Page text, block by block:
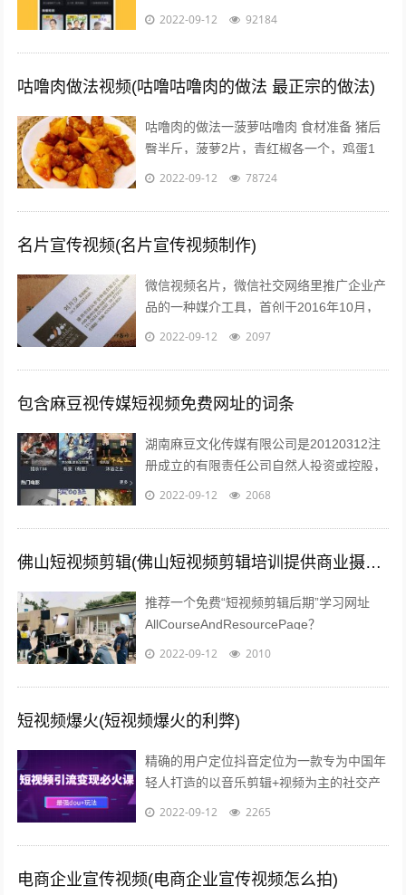
视频VIP 宣布，2021年4月10日零点起对
2022-09-12 92184
咕噜肉做法视频(咕噜咕噜肉的做法 最正宗的做法)
咕噜肉的做法一菠萝咕噜肉 食材准备 猪后
臀半斤，菠萝2片，青红椒各一个，鸡蛋1
个，水淀粉30ml，料酒15ml，盐5克，番茄
2022-09-12 78724
名片宣传视频(名片宣传视频制作)
微信视频名片，微信社交网络里推广企业产
品的一种媒介工具，首创于2016年10月，
由云视界择优推出用以帮助企业提升客咨量
2022-09-12 2097
包含麻豆视传媒短视频免费网址的词条
湖南麻豆文化传媒有限公司是20120312注
册成立的有限责任公司自然人投资或控股，
注册地址位于长沙市望城区高塘岭街道高塘
2022-09-12 2068
佛山短视频剪辑(佛山短视频剪辑培训提供商业摄影培训服务)
推荐一个免费“短视频剪辑后期”学习网址
AllCourseAndResourcePage？
type=1tagid=313zdhhr11y04r301...
2022-09-12 2010
短视频爆火(短视频爆火的利弊)
精确的用户定位抖音定位为一款专为中国年
轻人打造的以音乐剪辑+视频为主的社交产
品，迎合年轻群体碎片化的观看需求，满足
2022-09-12 2265
电商企业宣传视频(电商企业宣传视频怎么拍)